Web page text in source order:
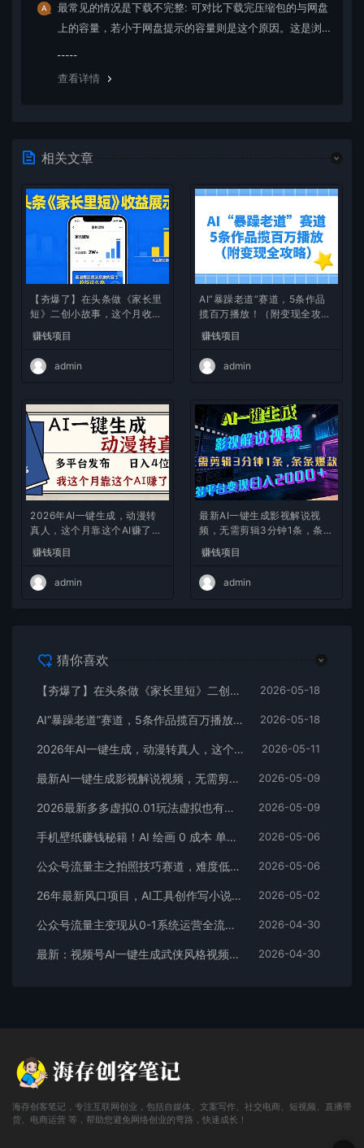
最常见的情况是下载不完整: 可对比下载完压缩包的与网盘
上的容量，若小于网盘提示的容量则是这个原因。这是浏
查看详情
相关文章
【夯爆了】在头条做《家长里
短》二创小故事，这个月收益
2w+
赚钱项目
admin
AI“暴躁老道”赛道，5条作品
揽百万播放！（附变现全攻
略）
赚钱项目
admin
2026年AI一键生成，动漫转
真人，这个月靠这个AI赚了2
赚钱项目
admin
最新AI一键生成影视解说视
频，无需剪辑3分钟1条，条条
+
赚钱项目
admin
猜你喜欢
【夯爆了】在头条做《家长里短》二创小故事，这个月收益2w+ 2026-05-18
AI“暴躁老道”赛道，5条作品揽百万播放！（附变现全攻略） 2026-05-18
2026年AI一键生成，动漫转真人，这个月靠这个AI赚了2W+ 2026-05-11
最新AI一键生成影视解说视频，无需剪辑3分钟1条，条条爆款，多平台变现日入2000+ 2026-05-09
2026最新多多虚拟0.01玩法虚拟也有新门路轻松日入2500! 2026-05-09
手机壁纸赚钱秘籍！AI 绘画 0 成本 单店狂销 3.8 万单 2026-05-06
公众号流量主之拍照技巧赛道，难度低+流量大，起号第一篇就爆了10w阅读！ 2026-05-06
26年最新风口项目，AI工具创作写小说，轻松实现日入1000+ 2026-05-02
公众号流量主变现从0-1系统运营全流程讲解！ 2026-04-30
最新：视频号AI一键生成武侠风格视频，狂撸视频号分成收益，学完轻松日入1000+ 2026-04-30
海存创客笔记，专注互联网创业，包括自媒体、文案写作、社交电商、短视频、直播带
货、电商运营 等，帮助您避免网络创业的弯路，快速成长！